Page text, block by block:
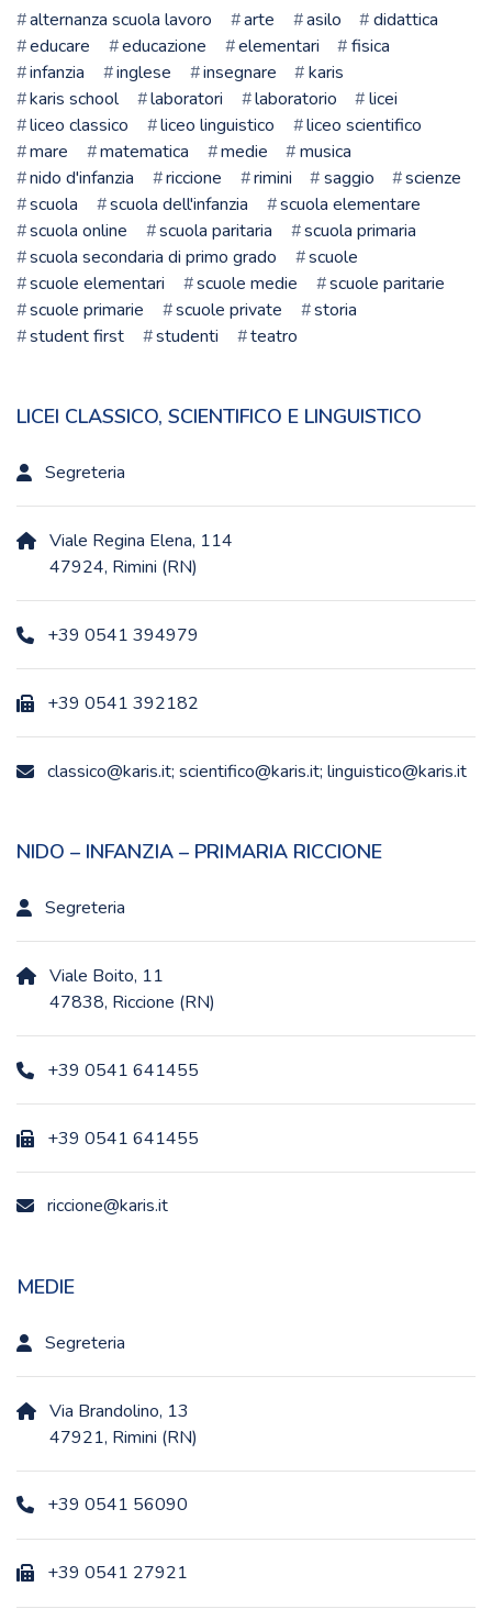
alternanza scuola lavoro arte asilo
didattica
educare
educazione elementari
fisica
infanzia
inglese insegnare
karis
karis school
laboratori laboratorio
licei
liceo classico
liceo linguistico
liceo scientifico
mare
matematica medie
musica
nido d'infanzia
riccione rimini saggio
scienze
scuola
scuola dell'infanzia
scuola elementare
scuola online
scuola paritaria
scuola primaria
scuola secondaria di primo grado
scuole
scuole elementari
scuole medie
scuole paritarie
scuole primarie
scuole private
storia
student first
studenti teatro
LICEI CLASSICO, SCIENTIFICO E LINGUISTICO
Segreteria
Viale Regina Elena, 114
47924, Rimini (RN)
+39 0541 394979
+39 0541 392182
classico@karis.it; scientifico@karis.it; linguistico@karis.it
NIDO – INFANZIA – PRIMARIA RICCIONE
Segreteria
Viale Boito, 11
47838, Riccione (RN)
+39 0541 641455
+39 0541 641455
riccione@karis.it
MEDIE
Segreteria
Via Brandolino, 13
47921, Rimini (RN)
+39 0541 56090
+39 0541 27921